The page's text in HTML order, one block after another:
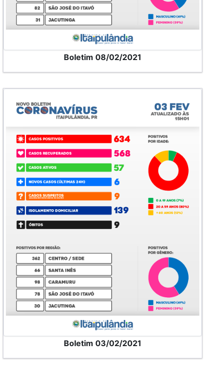
Boletim 08/02/2021
Boletim 03/02/2021